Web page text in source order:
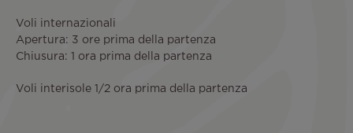
Voli internazionali
Apertura: 3 ore prima della partenza
Chiusura: 1 ora prima della partenza
Voli interisole 1/2 ora prima della partenza